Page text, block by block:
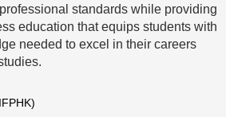
standards while providing
education that equips students with
needed to excel in their careers